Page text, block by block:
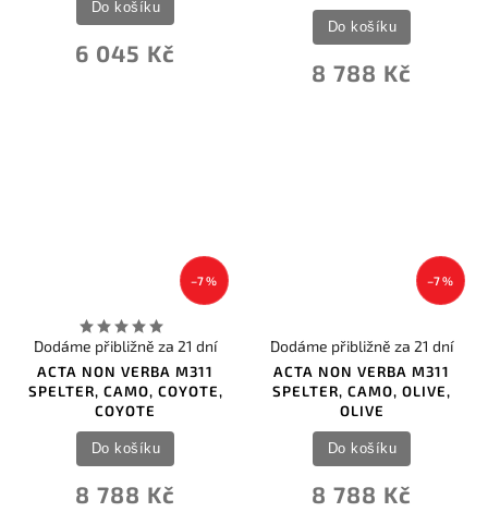
6 045 Kč
Do košíku
8 788 Kč
Do košíku
–7 %
ACTA NON VERBA M311
SPELTER, CAMO, COYOTE,
COYOTE
Dodáme přibližně za 21 dní
8 788 Kč
Do košíku
–7 %
ACTA NON VERBA M311
SPELTER, CAMO, OLIVE,
OLIVE
Dodáme přibližně za 21 dní
8 788 Kč
Do košíku